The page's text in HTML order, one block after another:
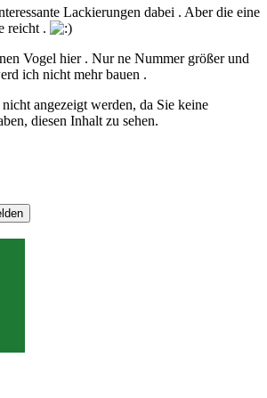
Lackierungen dabei . Aber die eine
reicht .
Vogel hier . Nur ne Nummer größer und
ich nicht mehr bauen .
angezeigt werden, da Sie keine
diesen Inhalt zu sehen.